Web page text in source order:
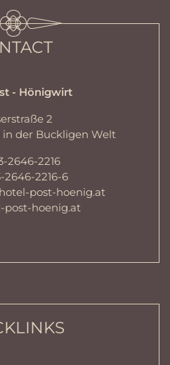
- Hönigwirt
2
der Buckligen Welt
2646-2216
2646-2216-6
post-hoenig.at
post-hoenig.at